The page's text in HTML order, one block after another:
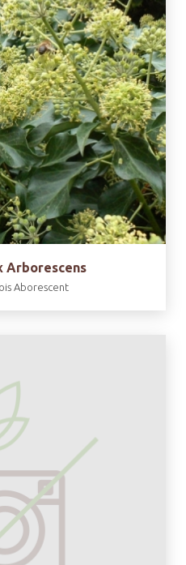
Arborescens
Aborescent